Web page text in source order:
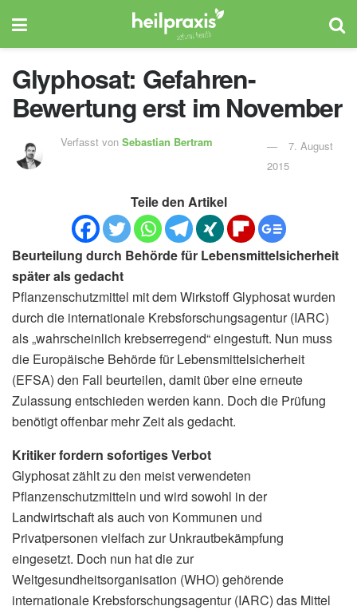
Glyphosat: Gefahren-
Bewertung erst im November
Verfasst vonSebastian Bertram
7. August
2015
Teile den Artikel
Beurteilung durch Behörde für Lebensmittelsicherheit
später als gedacht
Pflanzenschutzmittel mit dem Wirkstoff Glyphosat wurden
durch die internationale Krebsforschungsagentur (IARC)
als „wahrscheinlich krebserregend“ eingestuft. Nun muss
die Europäische Behörde für Lebensmittelsicherheit
(EFSA) den Fall beurteilen, damit über eine erneute
Zulassung entschieden werden kann. Doch die Prüfung
benötigt offenbar mehr Zeit als gedacht.
Kritiker fordern sofortiges Verbot
Glyphosat zählt zu den meist verwendeten
Pflanzenschutzmitteln und wird sowohl in der
Landwirtschaft als auch von Kommunen und
Privatpersonen vielfach zur Unkrautbekämpfung
eingesetzt. Doch nun hat die zur
Weltgesundheitsorganisation (WHO) gehörende
internationale Krebsforschungsagentur (IARC) das Mittel